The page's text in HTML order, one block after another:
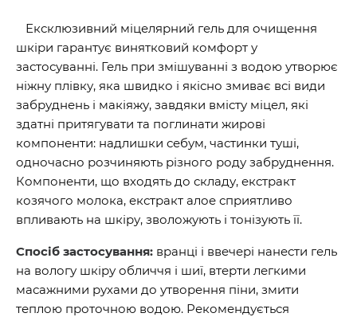
Ексклюзивний міцелярний гель для очищення
шкіри гарантує винятковий комфорт у
застосуванні. Гель при змішуванні з водою утворює
ніжну плівку, яка швидко і якісно змиває всі види
забруднень і макіяжу, завдяки вмісту міцел, які
здатні притягувати та поглинати жирові
компоненти: надлишки себум, частинки туші,
одночасно розчиняють різного роду забруднення.
Компоненти, що входять до складу, екстракт
козячого молока, екстракт алое сприятливо
впливають на шкіру, зволожують і тонізують її.
Спосіб застосування: вранці і ввечері нанести гель
на вологу шкіру обличчя і шиї, втерти легкими
масажними рухами до утворення піни, змити
теплою проточною водою. Рекомендується